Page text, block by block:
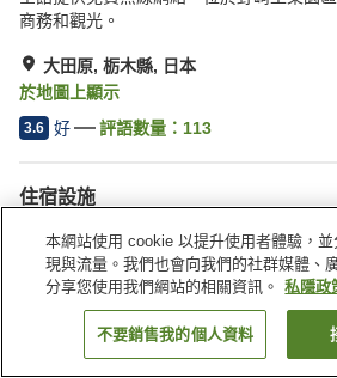
商務和觀光。
大田原, 栃木縣, 日本
於地圖上顯示
3.6 好 評語數量： 113
住宿設施
停車場
餐廳
收費洗衣房
公共澡
找客房
本網站使用 cookie 以提升使用者體驗，
現與流量。我們也會向我們的社群媒體、
分享您使用我們網站的相關資訊。
私隱政
不要銷售我的個人資料